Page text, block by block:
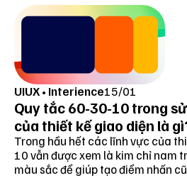
với việc sử dụng Dark Mode,
thể tiết kiệm năng lượng mà
Được tài trợ
UIUX• Interience15/01
Quy tắc 60-30-10 trong
của thiết kế giao diện là
Trong hầu hết các lĩnh vực của
10 vẫn được xem là kim chỉ nam
màu sắc để giúp tạo điểm nhấn